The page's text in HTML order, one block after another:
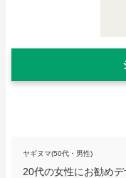
ヤギヌマ(50代・男性)
20代の女性にお勧め